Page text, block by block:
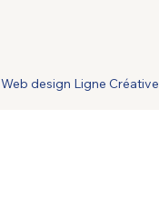
Web design Ligne Créative